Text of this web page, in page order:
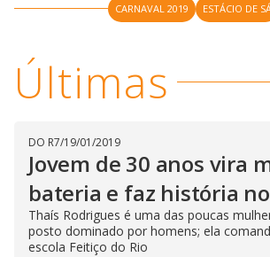
CARNAVAL 2019 ESTÁCIO DE
Últimas
DO R7/19/01/2019
Jovem de 30 anos vira
bateria e faz história
Thaís Rodrigues é uma das poucas
posto dominado por homens; ela
escola Feitiço do Rio